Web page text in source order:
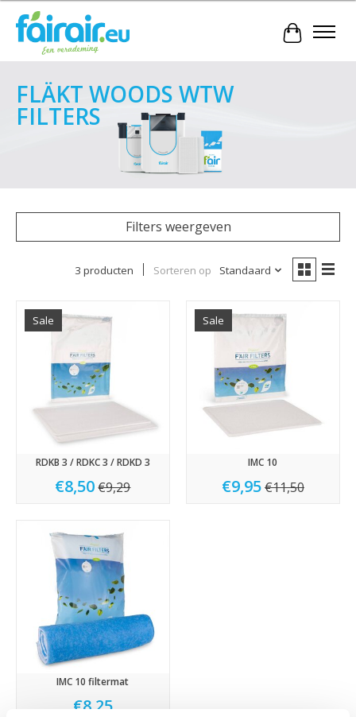
FLÄKT WOODS WTW
FILTERS
Filters weergeven
3 producten Sorteren op Standaard
Sale
RDKB 3 / RDKC 3 / RDKD 3
€8,50 €9,29
Sale
IMC 10
€9,95€11,50
IMC 10 filtermat
€8,25